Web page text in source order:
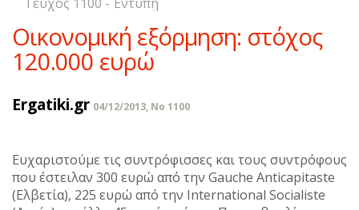
Οικονομική εξόρμηση: στόχος
120.000 ευρώ
Ergatiki.gr 04/12/2013, No 1100
Ευχαριστούμε τις συντρόφισσες και τους συντρόφους
που έστειλαν 300 ευρώ από την Gauche Anticapitaste
(Ελβετία), 225 ευρώ από την International Socialiste